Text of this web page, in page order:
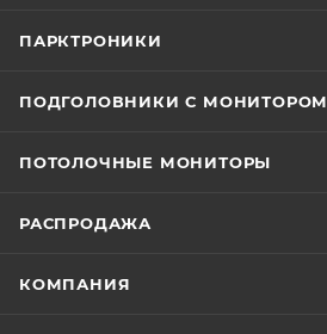
ПАРКТРОНИКИ
ПОДГОЛОВНИКИ С МОНИТОРОМ
ПОТОЛОЧНЫЕ МОНИТОРЫ
РАСПРОДАЖА
КОМПАНИЯ